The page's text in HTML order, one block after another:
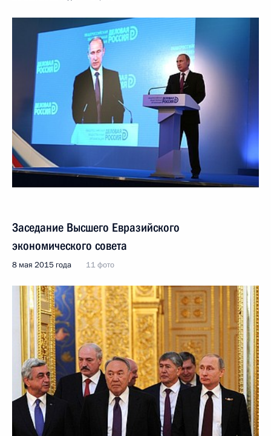
Заседание Высшего Евразийского
экономического совета
8 мая 2015 года 11 фото